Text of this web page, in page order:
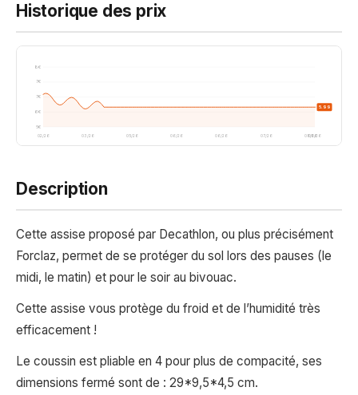
Historique des prix
5€
6€
7€
7€
8€
02/26 03/26 05/26 06/26 06/26 07/26 08/26
08/26
5.99
Description
Cette assise proposé par Decathlon, ou plus précisément
Forclaz, permet de se protéger du sol lors des pauses (le
midi, le matin) et pour le soir au bivouac.
Cette assise vous protège du froid et de l’humidité très
efficacement !
Le coussin est pliable en 4 pour plus de compacité, ses
dimensions fermé sont de : 29*9,5*4,5 cm.